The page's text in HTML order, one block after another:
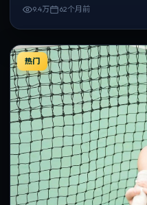
9.4万 62个月前
热门